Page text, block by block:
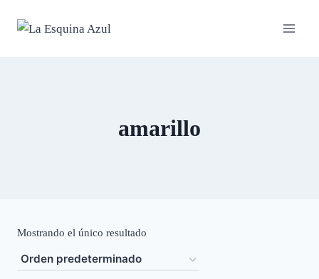
amarillo
Mostrando el único resultado